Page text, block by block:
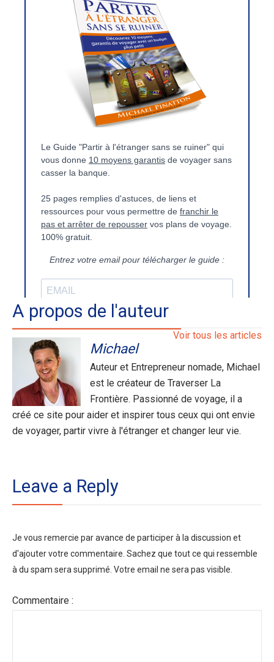
A propos de l'auteur
Voir tous les articles
Michael
Auteur et Entrepreneur nomade, Michael
est le créateur de Traverser La
Frontière. Passionné de voyage, il a
créé ce site pour aider et inspirer tous ceux qui ont envie
de voyager, partir vivre à l'étranger et changer leur vie.
Leave a Reply
Je vous remercie par avance de participer à la discussion et
d'ajouter votre commentaire. Sachez que tout ce qui ressemble
à du spam sera supprimé. Votre email ne sera pas visible.
Commentaire :